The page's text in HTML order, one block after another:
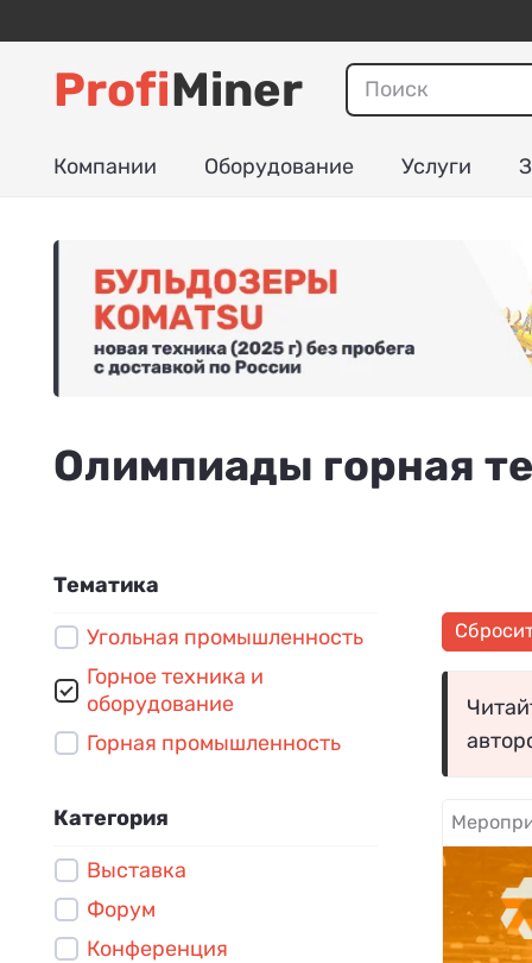
ProfiMiner
Компании Оборудование Услуги
Олимпиады горная
Тематика
Угольная промышленность
Горное техника и
оборудование
Горная промышленность
Категория
Выставка
Форум
Конференция